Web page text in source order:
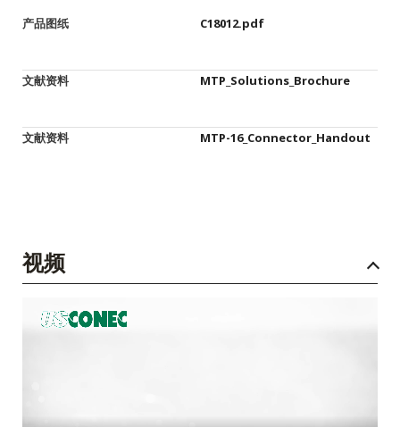
产品图纸 C18012.pdf
文献资料 MTP_Solutions_Brochure
文献资料 MTP-16_Connector_Handout
视频